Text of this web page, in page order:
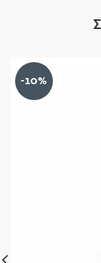
-10%